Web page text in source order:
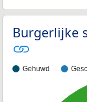
Burgerlijke
Gehuwd